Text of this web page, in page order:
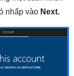
nhấp vào Next.